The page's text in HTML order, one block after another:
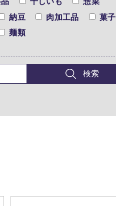
納豆
肉加工品
菓子
麺類